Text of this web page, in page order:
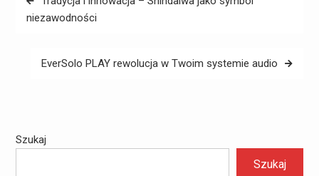
wpisu
niezawodności
EverSolo PLAY rewolucja w Twoim systemie audio
Szukaj
Szukaj